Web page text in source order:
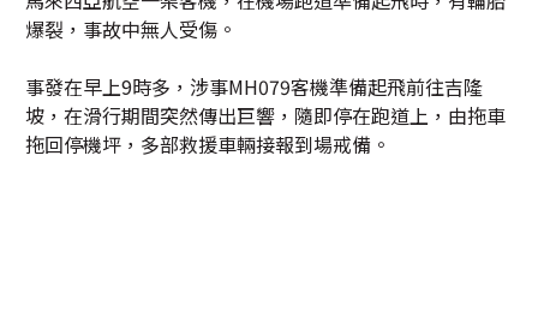
爆裂，事故中無人受傷。
事發在早上9時多，涉事MH079客機準備起飛前往吉隆
坡，在滑行期間突然傳出巨響，隨即停在跑道上，由拖車
拖回停機坪，多部救援車輛接報到場戒備。